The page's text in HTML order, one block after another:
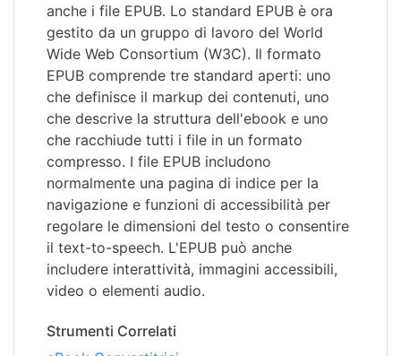
anche i file EPUB. Lo standard EPUB è ora
gestito da un gruppo di lavoro del World
Wide Web Consortium (W3C). Il formato
EPUB comprende tre standard aperti: uno
che definisce il markup dei contenuti, uno
che descrive la struttura dell'ebook e uno
che racchiude tutti i file in un formato
compresso. I file EPUB includono
normalmente una pagina di indice per la
navigazione e funzioni di accessibilità per
regolare le dimensioni del testo o consentire
il text-to-speech. L'EPUB può anche
includere interattività, immagini accessibili,
video o elementi audio.
Strumenti Correlati